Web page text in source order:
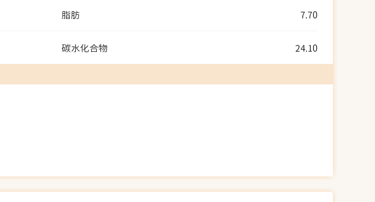
脂肪 7.70
碳水化合物
24.10